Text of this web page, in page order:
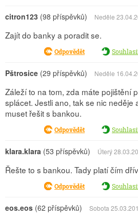
citron123 (98 příspěvků) Neděle
Zajít do banky a poradit se.
Odpovědět
Pštrosice (29 příspěvků) Neděle
Záleží to na tom, zda máte pojištění
splácet. Jestli ano, tak se nic neděje
muset řešit s bankou.
Odpovědět
klara.klara (53 příspěvků) Úterý
Řešte to s bankou. Tady platí čím
Odpovědět
eos.eos (62 příspěvků) Sobota